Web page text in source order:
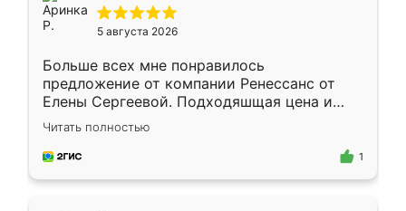
5 августа 2026
Больше всех мне понравилось
предложение от компании Ренессанс от
Елены Сергеевой. Подходяшщая цена и
короткие сроки изготовления. Приехавший
для замера сотрудник Владислав
предложил по моему эскизу самый
Читать полностью
1